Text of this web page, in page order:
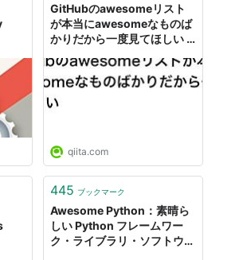
GitHubのawesomeリスト
が本当にawesomeなものば
かりだから一度見てほしい -
qiita.com
445 ブックマーク
Awesome Python：素晴ら
しい Python フレームワー
ク・ライブラリ・ソフトウェ